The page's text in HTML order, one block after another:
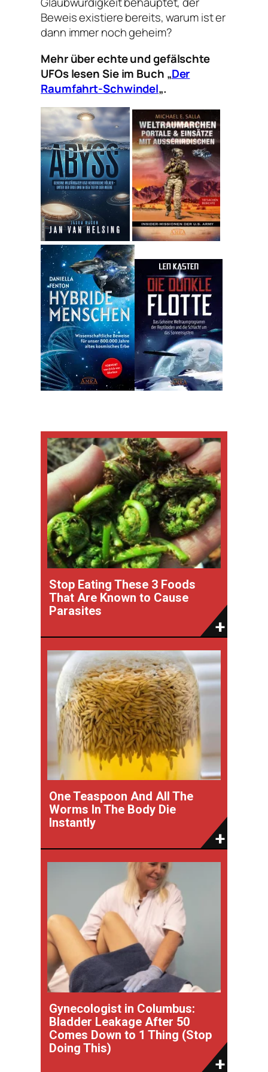
Beweis existiere bereits, warum ist er
dann immer noch geheim?
Mehr über echte und gefälschte
UFOs lesen Sie im Buch „Der
Raumfahrt-Schwindel„.
Stop Eating These 3 Foods
That Are Known to Cause
Parasites
One Teaspoon And All The
Worms In The Body Die
Instantly
Gynecologist in Columbus:
Bladder Leakage After 50
Comes Down to 1 Thing (Stop
Doing This)